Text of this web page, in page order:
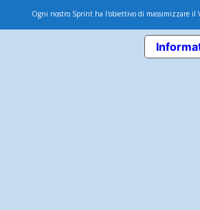
Ogni nostro Sprint ha l'obiettivo di massimizzare il